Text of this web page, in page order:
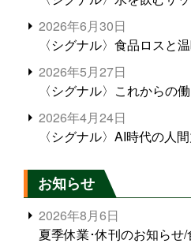
2026年6月30日
〈シグナル〉食品ロスと
2026年5月27日
〈シグナル〉これからの
2026年4月24日
〈シグナル〉AI時代の人
お知らせ
2026年8月6日
夏季休業･休刊のお知らせ